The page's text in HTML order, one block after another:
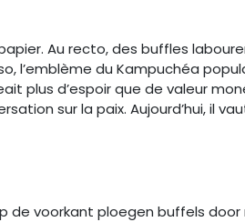
Au recto, des buffles
l’emblème du Kampuchéa
plus d’espoir que de valeur
sur la paix. Aujourd’hui, il
de voorkant ploegen buffels